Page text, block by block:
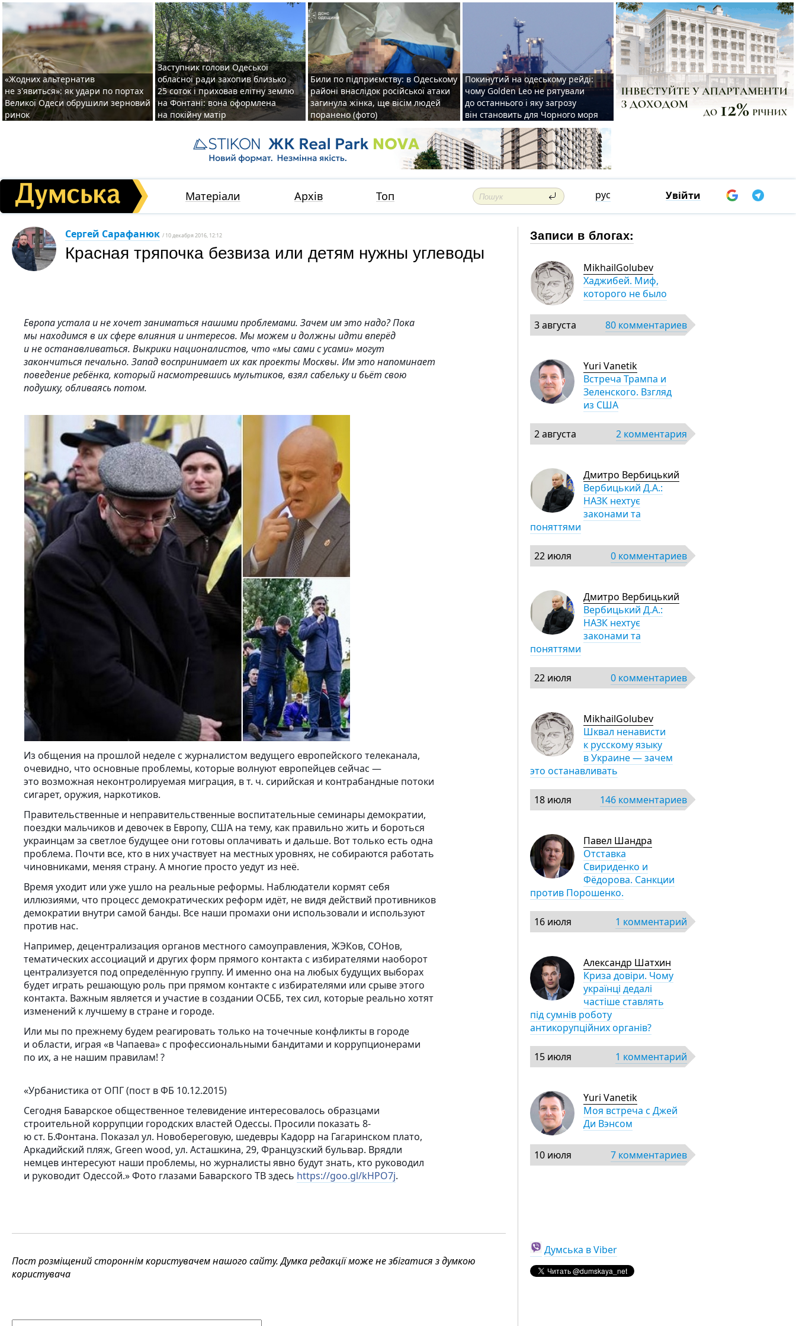
«Жодних альтернатив
не з'явиться»: як удари по портах
Великої Одеси обрушили зерновий
ринок
Заступник голови Одеської
обласної ради захопив близько
25 соток і приховав елітну землю
на Фонтані: вона оформлена
на покійну матір
Били по підприємству: в Одеському
районі внаслідок російської атаки
загинула жінка, ще вісім людей
поранено (фото)
Покинутий на одеському рейді:
чому Golden Leo не рятували
до останнього і яку загрозу
він становить для Чорного моря
Матеріали Архів Топ рус Увійти
Сергей Сарафанюк / 10 декабря 2016, 12:12
Красная тряпочка безвиза или детям нужны углеводы
Европа устала и не хочет заниматься нашими проблемами. Зачем им это надо? Пока
мы находимся в их сфере влияния и интересов. Мы можем и должны идти вперёд
и не останавливаться. Выкрики националистов, что «мы сами с усами» могут
закончиться печально. Запад воспринимает их как проекты Москвы. Им это напоминает
поведение ребёнка, который насмотревшись мультиков, взял сабельку и бьёт свою
подушку, обливаясь потом.
Из общения на прошлой неделе с журналистом ведущего европейского телеканала,
очевидно, что основные проблемы, которые волнуют европейцев сейчас —
это возможная неконтролируемая миграция, в т. ч. сирийская и контрабандные потоки
сигарет, оружия, наркотиков.
Правительственные и неправительственные воспитательные семинары демократии,
поездки мальчиков и девочек в Европу, США на тему, как правильно жить и бороться
украинцам за светлое будущее они готовы оплачивать и дальше. Вот только есть одна
проблема. Почти все, кто в них участвует на местных уровнях, не собираются работать
чиновниками, меняя страну. А многие просто уедут из неё.
Время уходит или уже ушло на реальные реформы. Наблюдатели кормят себя
иллюзиями, что процесс демократических реформ идёт, не видя действий противников
демократии внутри самой банды. Все наши промахи они использовали и используют
против нас.
Например, децентрализация органов местного самоуправления, ЖЭКов, СОНов,
тематических ассоциаций и других форм прямого контакта с избирателями наоборот
централизуется под определённую группу. И именно она на любых будущих выборах
будет играть решающую роль при прямом контакте с избирателями или срыве этого
контакта. Важным является и участие в создании ОСББ, тех сил, которые реально хотят
изменений к лучшему в стране и городе.
Или мы по прежнему будем реагировать только на точечные конфликты в городе
и области, играя «в Чапаева» с профессиональными бандитами и коррупционерами
по их, а не нашим правилам! ?
«Урбанистика от ОПГ (пост в ФБ 10.12.2015)
Сегодня Баварское общественное телевидение интересовалось образцами
строительной коррупции городских властей Одессы. Просили показать 8-
ю ст. Б.Фонтана. Показал ул. Новобереговую, шедевры Кадорр на Гагаринском плато,
Аркадийский пляж, Green wood, ул. Асташкина, 29, Французский бульвар. Врядли
немцев интересуют наши проблемы, но журналисты явно будут знать, кто руководил
и руководит Одессой.» Фото глазами Баварского ТВ здесь https://goo.gl/kHPO7j.
Пост розміщений стороннім користувачем нашого сайту. Думка редакції може не збігатися з думкою
користувача
Записи в блогах:
MikhailGolubev
Хаджибей. Миф,
которого не было
3 августа 80 комментариев
Yuri Vanetik
Встреча Трампа и
Зеленского. Взгляд
из США
2 августа 2 комментария
Дмитро Вербицький
Вербицький Д.А.:
НАЗК нехтує
законами та
поняттями
22 июля 0 комментариев
Дмитро Вербицький
Вербицький Д.А.:
НАЗК нехтує
законами та
поняттями
22 июля 0 комментариев
MikhailGolubev
Шквал ненависти
к русскому языку
в Украине — зачем
это останавливать
18 июля 146 комментариев
Павел Шандра
Отставка
Свириденко и
Фёдорова. Санкции
против Порошенко.
16 июля 1 комментарий
Александр Шатхин
Криза довіри. Чому
українці дедалі
частіше ставлять
під сумнів роботу
антикорупційних органів?
15 июля 1 комментарий
Yuri Vanetik
Моя встреча с Джей
Ди Вэнсом
10 июля 7 комментариев
Думська в Viber